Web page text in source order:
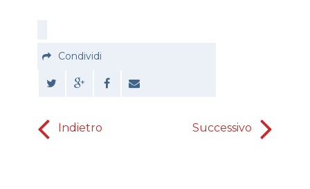
Condividi
Indietro Successivo le